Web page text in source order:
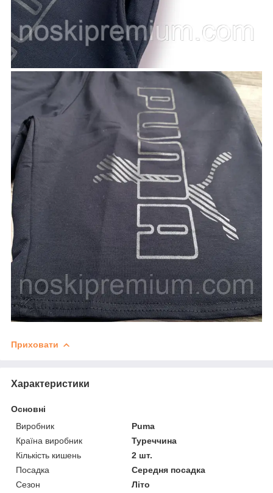
Приховати
Характеристики
Основні
Виробник
Puma
Країна виробник
Туреччина
Кількість кишень
2 шт.
Посадка
Середня посадка
Сезон
Літо